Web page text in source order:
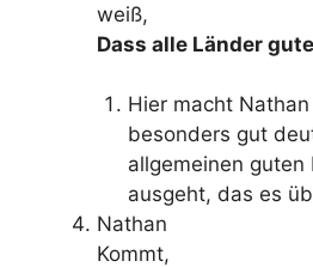
weiß,
Dass alle Länder
Hier macht
besonders gut
allgemeinen guten
ausgeht, das es
Nathan
Kommt,